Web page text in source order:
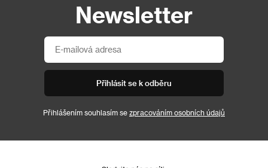
Newsletter
Přihlásit se k odběru
Přihlášením souhlasím se zpracováním osobních údajů